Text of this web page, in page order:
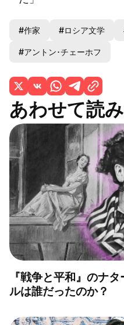
#作家 #ロシア文学
#アントン･チェーホフ
あわせて読
『戦争と平和』のナ
ルは誰だったのか？